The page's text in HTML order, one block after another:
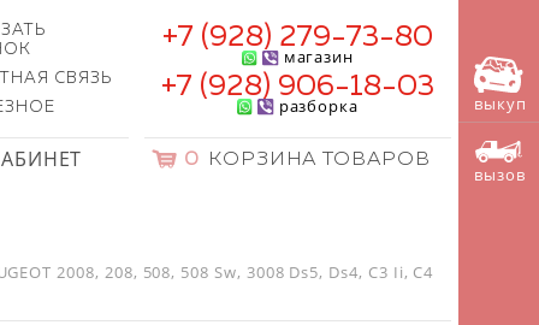
СВЯЗЬ
+7 (928) 279-73-80
магазин
+7 (928) 906-18-03
разборка
0 КОРЗИНА ТОВАРОВ
2008, 208, 508, 508 Sw, 3008 Ds5, Ds4, C3 Ii, C4
выкуп
вызов